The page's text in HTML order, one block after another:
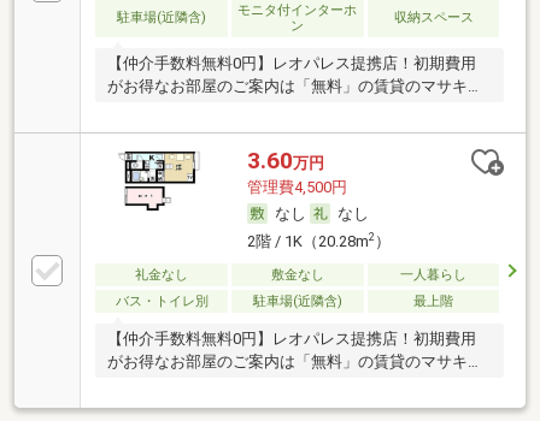
駐車場(近隣含)
モニタ付インターホ
ン
収納スペース
【仲介手数料無料0円】レオパレス提携店！初期費用
がお得なお部屋のご案内は「無料」の賃貸のマサキ
3.60万円
管理費4,500円
なし
なし
2階 / 1K（20.28m2）
礼金なし 敷金なし
一人暮らし
バス・トイレ別
駐車場(近隣含) 最上階
【仲介手数料無料0円】レオパレス提携店！初期費用
がお得なお部屋のご案内は「無料」の賃貸のマサキ